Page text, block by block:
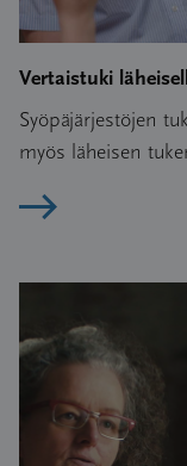
Vertaistuki
Syöpäjärjestöjen
myös läheisen
Lue artikkeli